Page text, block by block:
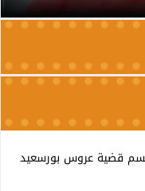
قضية عروس بورسعيد